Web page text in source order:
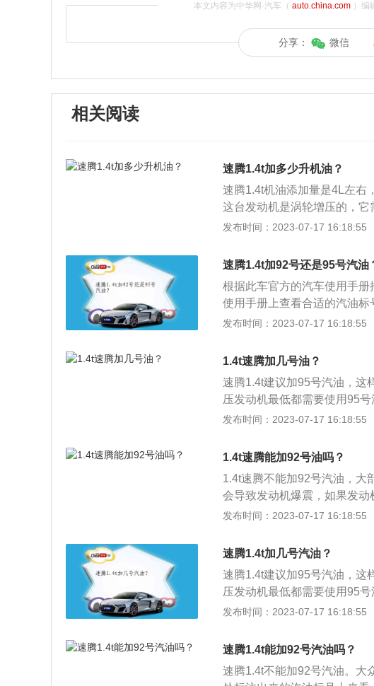
本文内容为中华网·汽车（ auto.china.com）编
分享： 微信
相关阅读
速腾1.4t加多少升机油？
速腾1.4t机油添加量是4L左右
这台发动机是涡轮增压的，
速下。发动机机油润滑要求高
后，机油将流入机油滤清器。
动机机油将更加标准。切记
的机油倾斜，因此机油量不是
发布时间：2023-07-17 16:18:55
速腾1.4t加92号还是95号汽油
根据此车官方的汽车使用手
使用手册上查看合适的汽油
明。通常也可以根据发动机的
在随着一些新技术的使用，
如点火提前角、涡轮增压技
高，辛烷值越高，抗爆性越
5号汽油富含95％的异辛烷，
议低标号的车辆错加高标号汽
导致发动机出现滞燃现象。
馈的体验是动力变差；建议
旦在火花塞没有在点火之前爆
显；如是有明显爆震感则说明
驶稳定性，而且会造成活塞
发布时间：2023-07-17 16:18:55
1.4t速腾加几号油？
速腾1.4t建议加95号汽油，这
压发动机最低都需要使用95
力比较高，如果使用低标号汽
m、1462mm，轴距是
发布时间：2023-07-17 16:18:55
1.4t速腾能加92号油吗？
1.4t速腾不能加92号汽油，大
会导致发动机爆震，如果发
济性，并且可能会导致发动机
发动机。1.4升涡轮增压发动
1750到3000转。1.2升涡轮增
功率转速为每分钟5000到
发布时间：2023-07-17 16:18:55
速腾1.4t加几号汽油？
速腾1.4t建议加95号汽油，这
压发动机最低都需要使用95
力是比较高的，如果使用低标
方式为前轮驱动，前脸六棱线
发布时间：2023-07-17 16:18:55
速腾1.4t能加92号汽油吗？
速腾1.4t不能加92号汽油。大